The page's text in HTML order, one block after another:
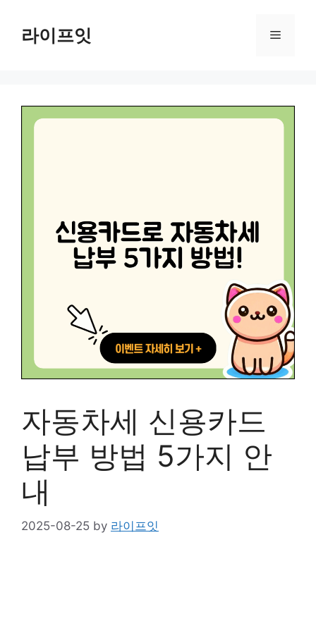
content라이프잇 Menu
자동차세 신용카드
납부 방법 5가지 안
내
2025-08-25 by 라이프잇